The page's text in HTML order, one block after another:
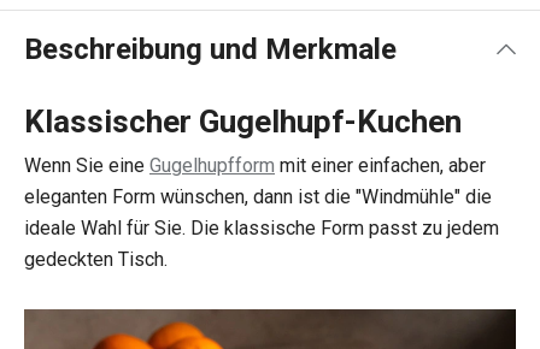
Beschreibung und Merkmale
Klassischer Gugelhupf-Kuchen
Wenn Sie eine Gugelhupfform mit einer einfachen, aber
eleganten Form wünschen, dann ist die "Windmühle" die
ideale Wahl für Sie. Die klassische Form passt zu jedem
gedeckten Tisch.